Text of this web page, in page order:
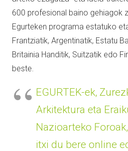
600 profesional baino gehiagok
Egurteken programa estatuko
Frantziatik, Argentinatik, Estatu
Britainia Handitik, Suitzatik edo
beste.
EGURTEK-ek,
Arkitektura eta
Nazioarteko
itxi du bere online